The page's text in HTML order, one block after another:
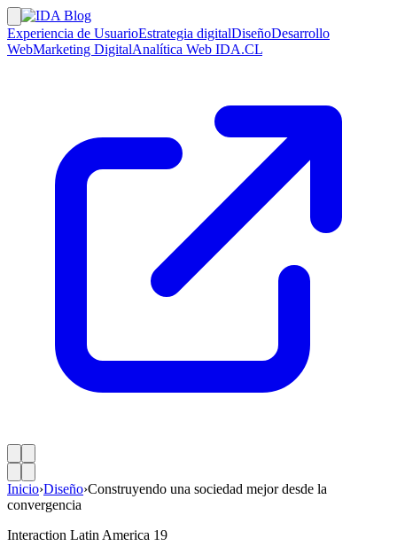
Experiencia de UsuarioEstrategia digitalDiseñoDesarrollo
WebMarketing DigitalAnalítica Web IDA.CL
Inicio›Diseño›Construyendo una sociedad mejor desde la
convergencia
Interaction Latin America 19